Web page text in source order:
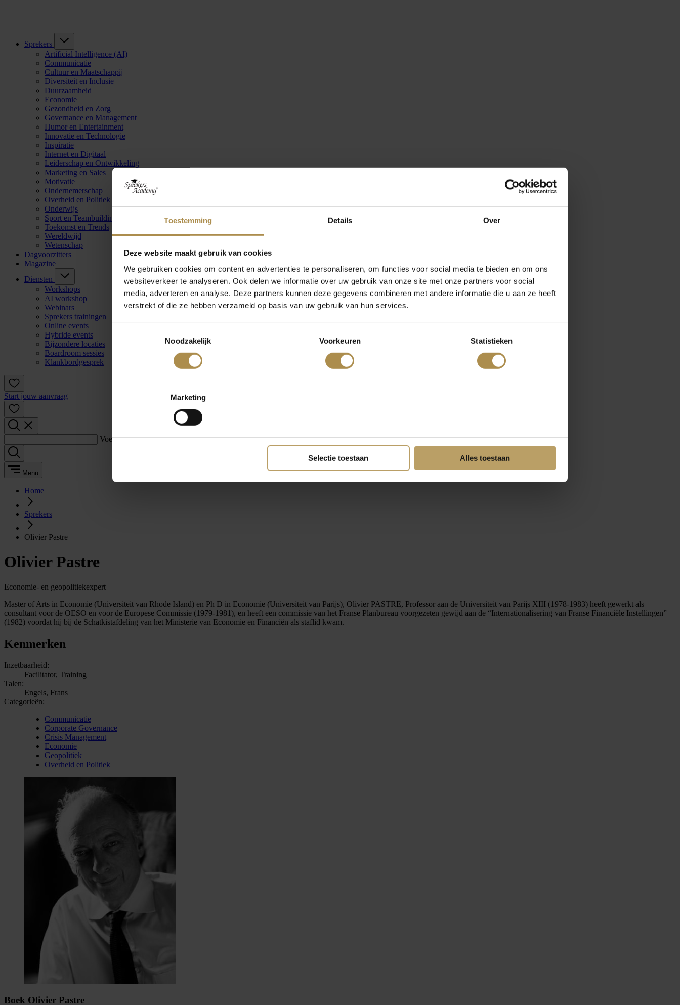
Toestemming Details Over
Deze website maakt gebruik van cookies
We gebruiken cookies om content en advertenties te personaliseren, om functies voor social media te bieden en om ons
websiteverkeer te analyseren. Ook delen we informatie over uw gebruik van onze site met onze partners voor social
media, adverteren en analyse. Deze partners kunnen deze gegevens combineren met andere informatie die u aan ze heeft
verstrekt of die ze hebben verzameld op basis van uw gebruik van hun services.
Noodzakelijk
Voorkeuren Statistieken
Marketing
Selectie toestaan Alles toestaan
Sprekers
Artificial Intelligence (AI)
Communicatie
Cultuur en Maatschappij
Diversiteit en Inclusie
Duurzaamheid
Economie
Gezondheid en Zorg
Governance en Management
Humor en Entertainment
Innovatie en Technologie
Inspiratie
Internet en Digitaal
Leiderschap en Ontwikkeling
Marketing en Sales
Motivatie
Ondernemerschap
Overheid en Politiek
Onderwijs
Sport en Teambuilding
Toekomst en Trends
Wereldwijd
Wetenschap
Dagvoorzitters
Magazine
Diensten
Workshops
AI workshop
Webinars
Sprekers trainingen
Online events
Hybride events
Bijzondere locaties
Boardroom sessies
Klankbordgesprek
Start jouw aanvraag
Voer een zoekterm in:
Menu
Home
Sprekers
Olivier Pastre
Olivier Pastre
Economie- en geopolitiekexpert
Master of Arts in Economie (Universiteit van Rhode Island) en Ph D in Economie (Universiteit van Parijs), Olivier PASTRE, Professor aan de Universiteit van Parijs XIII (1978-1983) heeft gewerkt als
consultant voor de OESO en voor de Europese Commissie (1979-1981), en heeft een commissie van het Franse Planbureau voorgezeten gewijd aan de “Internationalisering van Franse Financiële Instellingen”
(1982) voordat hij bij de Schatkistafdeling van het Ministerie van Economie en Financiën als staflid kwam.
Kenmerken
Inzetbaarheid:
Facilitator, Training
Talen:
Engels, Frans
Categorieën:
Communicatie
Corporate Governance
Crisis Management
Economie
Geopolitiek
Overheid en Politiek
Boek Olivier Pastre